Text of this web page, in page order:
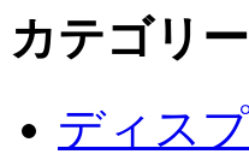
カテゴリー
ディス